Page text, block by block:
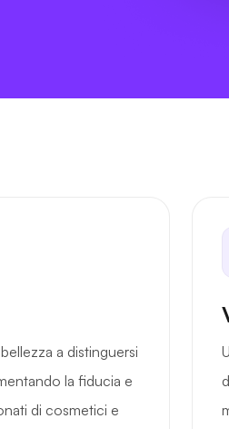
a distinguersi
la fiducia e
di cosmetici e